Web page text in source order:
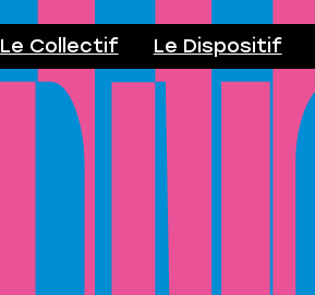
Le Collectif Le Dispositif